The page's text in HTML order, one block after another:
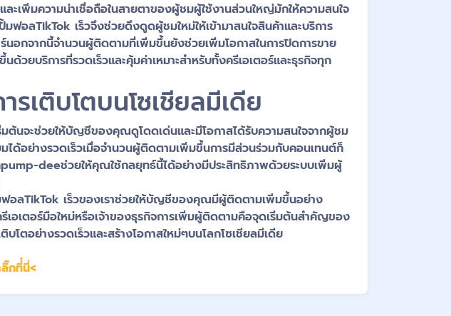
พิ่มความน่าเชื่อถือในสายตาของผู้ชมผู้ใช้งานส่วนใหญ่มักให้ความสนใจ
ลTikTok เร็วจึงช่วยดึงดูดผู้ชมใหม่ให้เข้ามาสนใจสินค้าและบริการ
อกจากนี้จำนวนผู้ติดตามที่เพิ่มขึ้นยังช่วยเพิ่มโอกาสในการปิดการขาย
วยบริการที่รวดเร็วและคุ้มค่าเหมาะสำหรับทั้งครีเอเตอร์และธุรกิจทุก
เติบโตบนโซเชียลมีเดีย
นจะช่วยให้บัญชีของคุณดูโดดเด่นและมีโอกาสได้รับความสนใจจากผู้ชม
ด้อย่างรวดเร็วเมื่อจำนวนผู้ติดตามเพิ่มขึ้นการมีส่วนร่วมกับคอนเทนต์ก็
deeช่วยให้คุณใช้กลยุทธ์นี้ได้อย่างมีประสิทธิภาพด้วยระบบเพิ่มผู้
อลTikTok เร็วของเราช่วยให้บัญชีของคุณมีผู้ติดตามเพิ่มขึ้นอย่าง
เอเตอร์มือใหม่หรือเจ้าของธุรกิจการเพิ่มผู้ติดตามคือจุดเริ่มต้นสำคัญของ
อย่างรวดเร็วและสร้างโอกาสใหม่ๆบนโลกโซเชียลมีเดีย
กที่่นี่<